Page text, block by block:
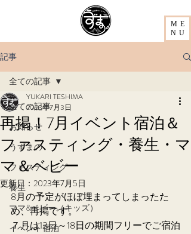
ME
NU
記事
全ての記事
お知らせ
うずまの
ファスティング
養生
ママ&ベビー（キッズ）
イベント宿泊
全ての記事
再掲！7月イベント宿泊＆
ファスティング・養生・マ
マ＆ベビー
YUKARI TESHIMA
2023年7月3日
更新日： 2023年7月5日
8月の予定がほぼ埋まってしまったた
め、再掲です。
７月は13日～18日の期間フリーでご宿泊